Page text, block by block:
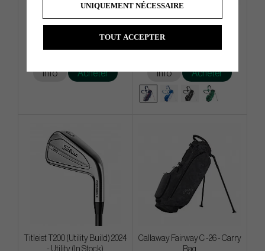
Accra - iSeries Wood
€90
Info Acheter
Mizuno BR-D3 2024 - Carry
€180
Info Acheter
Titleist T200 (Utility Build) 2024
- Utility (In Stock)
Callaway Fairway C -26 - Carry
Bag
UNIQUEMENT NÉCESSAIRE
TOUT ACCEPTER